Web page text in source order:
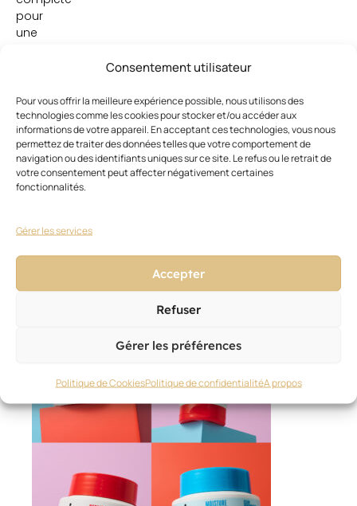
Consentement utilisateur
Pour vous offrir la meilleure expérience possible, nous utilisons des
technologies comme les cookies pour stocker et/ou accéder aux
informations de votre appareil. En acceptant ces technologies, vous nous
permettez de traiter des données telles que votre comportement de
navigation ou des identifiants uniques sur ce site. Le refus ou le retrait de
votre consentement peut affecter négativement certaines
fonctionnalités.
Gérer les services
Accepter
Refuser
Gérer les préférences
Politique de CookiesPolitique de confidentialitéA propos
pour
une
fidèle
et
assez
aisée.
Ces articles pourraient vous
Voir